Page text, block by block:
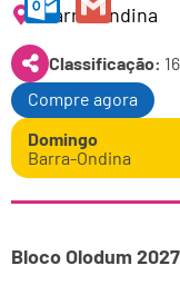
Barra-Ondina
Domingo
Barra-Ondina
Classificação:
Compre agora
Outlook.com
Gmail
Bloco Olodum